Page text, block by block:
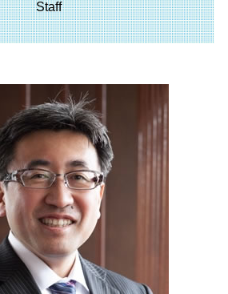
とは
とは
変更
は
機関 相模原市 相談
税理士
市 相談
税理士
市 税理士
相談
相談
崎市 相談
談
相談
Staff